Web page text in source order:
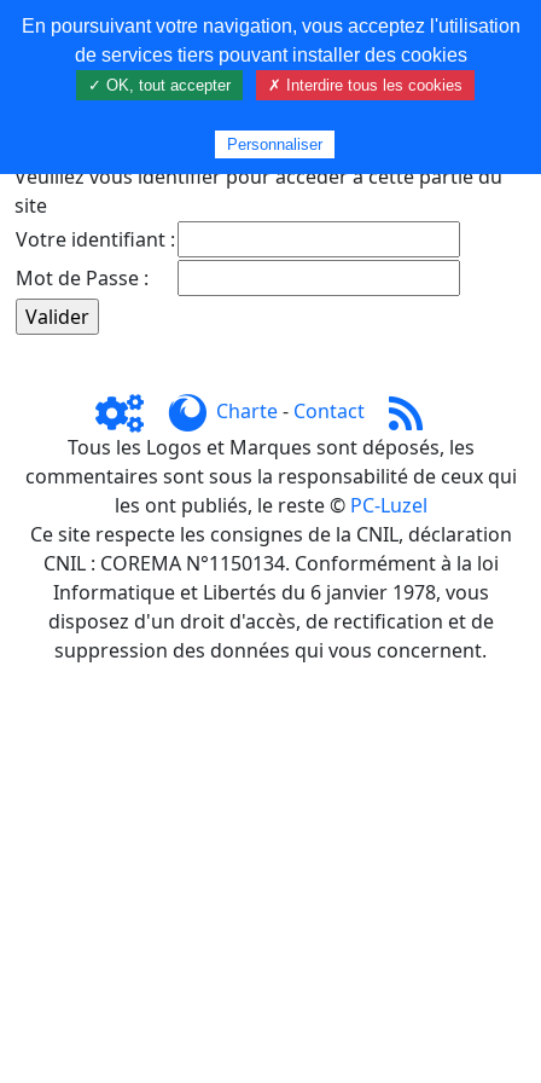
COREMA
Veuillez vous identifier pour accéder à cette partie du
site
Votre identifiant :
Mot de Passe :
Charte- Contact
Tous les Logos et Marques sont déposés, les
commentaires sont sous la responsabilité de ceux qui
les ont publiés, le reste © PC-Luzel
Ce site respecte les consignes de la CNIL, déclaration
CNIL : COREMA N°1150134. Conformément à la loi
Informatique et Libertés du 6 janvier 1978, vous
disposez d'un droit d'accès, de rectification et de
suppression des données qui vous concernent.
En poursuivant votre navigation, vous acceptez l'utilisation
de services tiers pouvant installer des cookies
✓ OK, tout accepter ✗ Interdire tous les cookies
Personnaliser